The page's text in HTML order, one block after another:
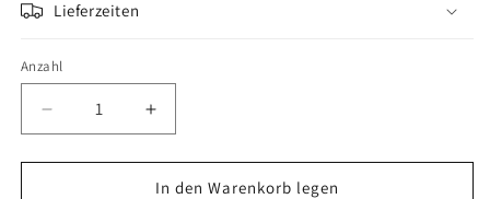
Lieferzeiten
Anzahl
Verringere
die
Menge
Erhöhe
die
Menge
für
In den Warenkorb legen